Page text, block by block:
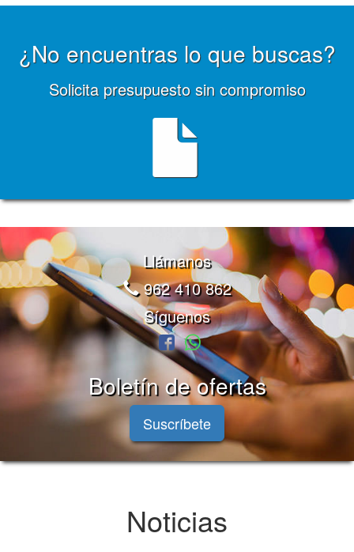
¿No encuentras lo que buscas?
Solicita presupuesto sin compromiso
Llámanos
962 410 862
Síguenos
Boletín de ofertas
Suscríbete
Noticias